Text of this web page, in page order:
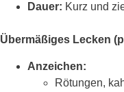
Dauer: Kurz und
Übermäßiges Lecken
Anzeichen:
Rötungen,